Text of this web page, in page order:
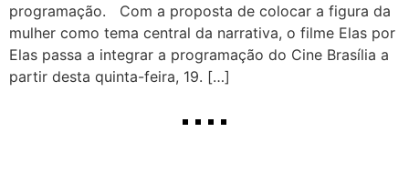
programação. Com a proposta de colocar a figura da
mulher como tema central da narrativa, o filme Elas por
Elas passa a integrar a programação do Cine Brasília a
partir desta quinta-feira, 19. […]